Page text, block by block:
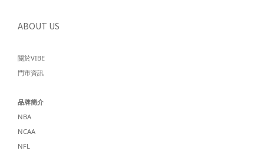
ABOUT US
關於VIBE
門市資訊
品牌簡介
NBA
NCAA
NFL